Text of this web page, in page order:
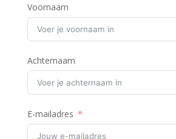
Voornaam
Achternaam
E-mailadres